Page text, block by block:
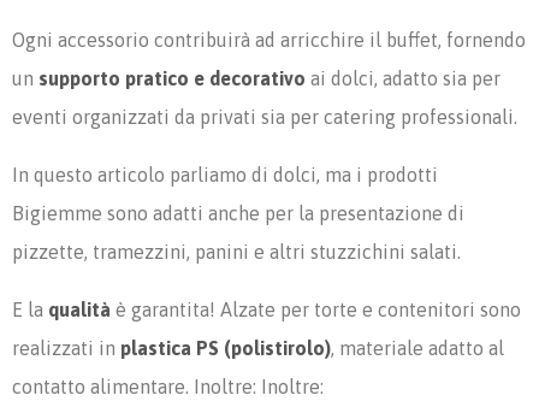
Ogni accessorio contribuirà ad arricchire il buffet, fornendo
un supporto pratico e decorativo ai dolci, adatto sia per
eventi organizzati da privati sia per catering professionali.
In questo articolo parliamo di dolci, ma i prodotti
Bigiemme sono adatti anche per la presentazione di
pizzette, tramezzini, panini e altri stuzzichini salati.
E la qualità è garantita! Alzate per torte e contenitori sono
realizzati in plastica PS (polistirolo), materiale adatto al
contatto alimentare. Inoltre: Inoltre: